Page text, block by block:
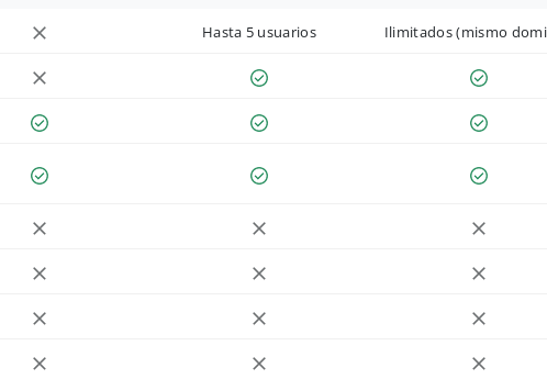
Hasta 5 usuarios Ilimitados (mismo